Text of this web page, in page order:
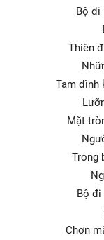
Bộ đi
Thiên
Tam đình
Mặt
Trong
Bộ đi
Chơn